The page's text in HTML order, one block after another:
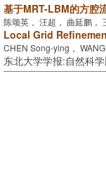
基于MRT-LBM的方腔
陈颂英， 汪超， 曲延鹏，
Local Grid
CHEN Song-ying，
东北大学学报:自然科